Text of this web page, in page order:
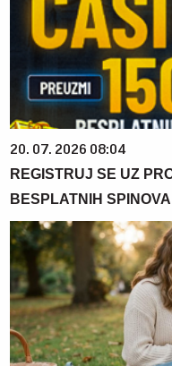
20. 07. 2026 08:04
REGISTRUJ SE UZ
BESPLATNIH SPINOVA